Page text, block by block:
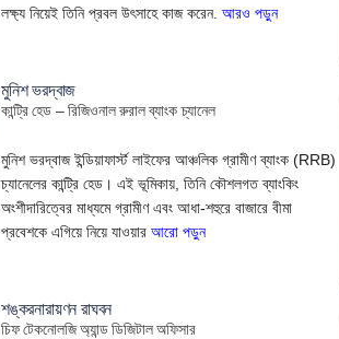
লক্ষ্য নিয়েই তিনি প্রবল উৎসাহে কাজ করেন.আরও পড়ুন
মুনিশ ভরদ্বাজ
কান্ট্রি হেড – রিজিওনাল রুরাল ব্যাংক চ্যানেল
মুনিশ ভরদ্বাজ ইন্ডিয়াফার্স্ট লাইফের আঞ্চলিক গ্রামীণ ব্যাংক (RRB)
চ্যানেলের কান্ট্রি হেড। এই ভূমিকায়, তিনি কৌশলগত ব্যাংকিং
অংশীদারিত্বের মাধ্যমে গ্রামীণ এবং আধা-শহুরে বাজারে বীমা
প্রবেশকে এগিয়ে নিয়ে যাওয়ারআরো পড়ুন
শঙ্করনারায়ণন রাঘবন
চিফ টেকনোলজি অ্যান্ড ডিজিটাল অফিসার